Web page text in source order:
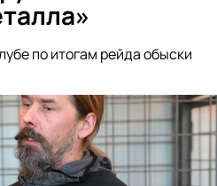
по итогам рейда обыски